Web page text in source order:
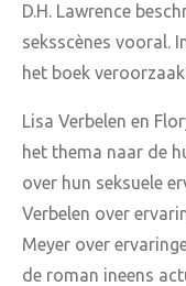
D.H. Lawrence
seksscènes vooral.
het boek
Lisa Verbelen en
het thema naar de
over hun seksuele
Verbelen over
Meyer over
de roman ineens